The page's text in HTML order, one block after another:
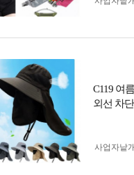
C119 여
외선 차
사업자 낱